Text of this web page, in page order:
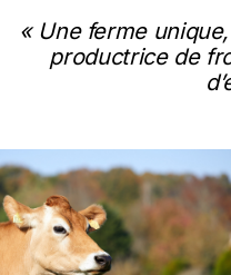
« Une ferme
productrice de